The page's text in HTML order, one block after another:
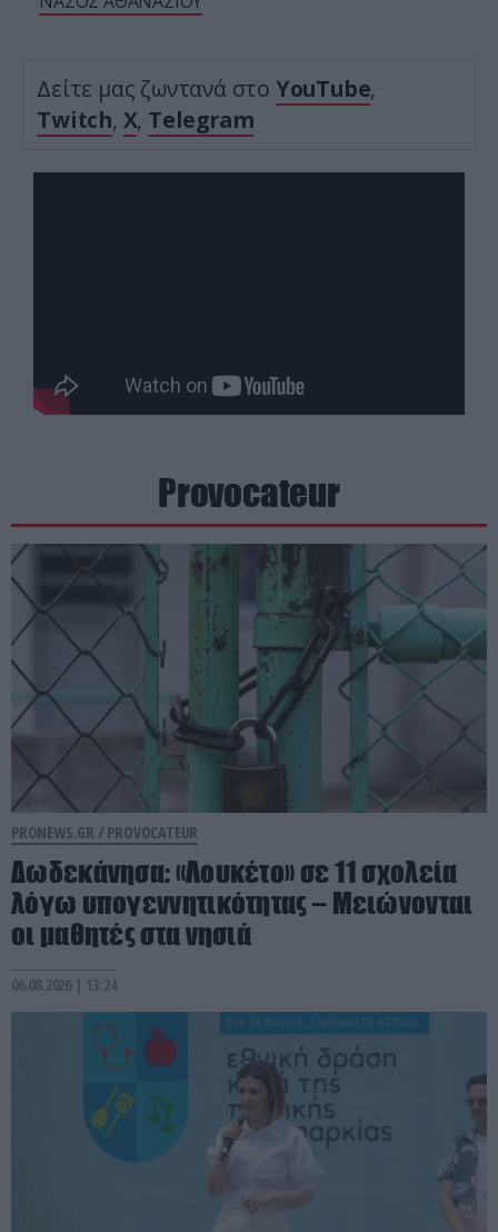
Δείτε μας ζωντανά στο YouTube,
Twitch, X, Telegram
Provocateur
PRONEWS.GR / PROVOCATEUR
Δωδεκάνησα: «Λουκέτο» σε 11 σχολεία
λόγω υπογεννητικότητας – Μειώνονται
οι μαθητές στα νησιά
06.08.2026 | 13:24